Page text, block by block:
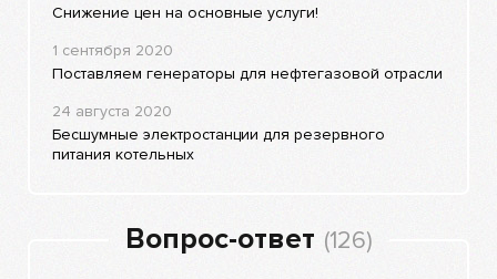
Снижение цен на основные услуги!
1 сентября 2020
Поставляем генераторы для нефтегазовой отрасли
24 августа 2020
Бесшумные электростанции для резервного
питания котельных
Вопрос-ответ (126)